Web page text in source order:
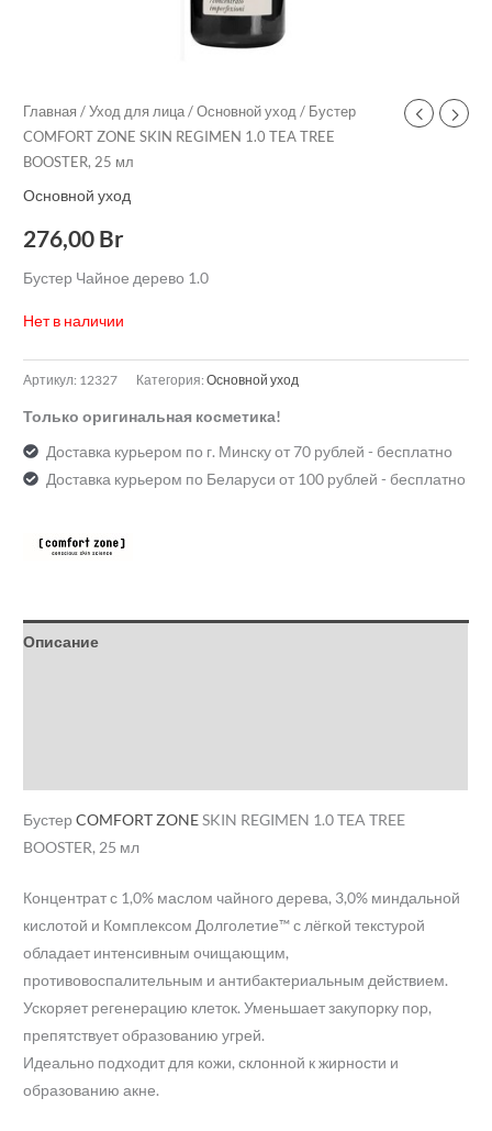
Главная /Уход для лица /Основной уход / Бустер
COMFORT ZONE SKIN REGIMEN 1.0 TEA TREE
BOOSTER, 25 мл
Основной уход
276,00 Br
Бустер Чайное дерево 1.0
Нет в наличии
Артикул: 12327 Категория:Основной уход
Только оригинальная косметика!
Доставка курьером по г. Минску от 70 рублей - бесплатно
Доставка курьером по Беларуси от 100 рублей - бесплатно
Описание
БустерCOMFORT ZONESKIN REGIMEN 1.0 TEA TREE
BOOSTER, 25 мл
Концентрат с 1,0% маслом чайного дерева, 3,0% миндальной
кислотой и Комплексом Долголетие™ с лёгкой текстурой
обладает интенсивным очищающим,
противовоспалительным и антибактериальным действием.
Ускоряет регенерацию клеток. Уменьшает закупорку пор,
препятствует образованию угрей.
Идеально подходит для кожи, склонной к жирности и
образованию акне.